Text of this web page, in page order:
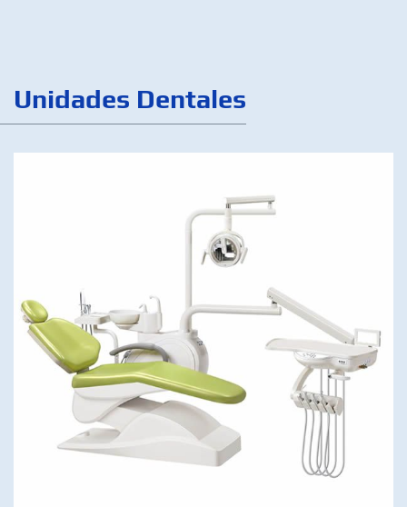
Unidades Dentales